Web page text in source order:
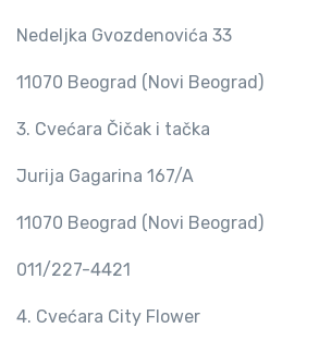
Nedeljka Gvozdenovića 33
11070 Beograd (Novi Beograd)
3. Cvećara Čičak i tačka
Jurija Gagarina 167/A
11070 Beograd (Novi Beograd)
011/227-4421
4. Cvećara City Flower